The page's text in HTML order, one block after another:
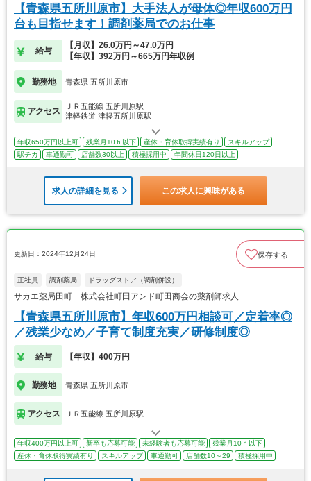
【青森県五所川原市】大手法人が母体◎年収600万円
台も目指せます！調剤薬局でのお仕事
給与
【月収】26.0万円～47.0万円
【年収】392万円～665万円年収例
勤務地 青森県 五所川原市
アクセス
ＪＲ五能線 五所川原駅
津軽鉄道 津軽五所川原駅
年収650万円以上可 残業月10ｈ以下 産休・育休取得実績有り
スキルアップ
駅チカ
車通勤可 店舗数30以上 積極採用中 年間休日120日以上
求人の詳細を見る この求人に興味がある
更新日：2024年12月24日 保存する
正社員 調剤薬局 ドラッグストア（調剤併設）
サカエ薬局田町 株式会社町田アンド町田商会の薬剤師求人
【青森県五所川原市】年収600万円相談可／定着率◎
／残業少なめ／子育て制度充実／研修制度◎
給与 【年収】400万円
勤務地 青森県 五所川原市
アクセス ＪＲ五能線 五所川原駅
年収400万円以上可 新卒も応募可能 未経験者も応募可能
残業月10ｈ以下
産休・育休取得実績有り
スキルアップ 車通勤可 店舗数10～29 積極採用中